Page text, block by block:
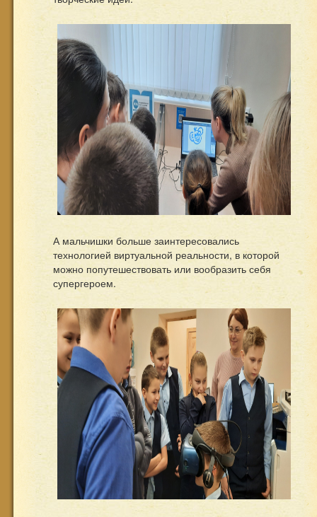
А мальчишки больше заинтересовались
технологией виртуальной реальности, в которой
можно попутешествовать или вообразить себя
супергероем.